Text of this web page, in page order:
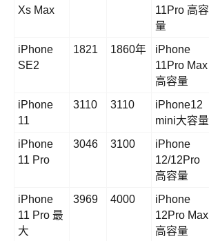
Xs Max
11Pro 高容
量
iPhone
SE2
1821 1860年
iPhone
11Pro Max
高容量
iPhone
11
3110 3110
iPhone12
mini大容量
iPhone
11 Pro
3046 3100
iPhone
12/12Pro
高容量
iPhone
11 Pro 最
大
3969 4000
iPhone
12Pro Max
高容量